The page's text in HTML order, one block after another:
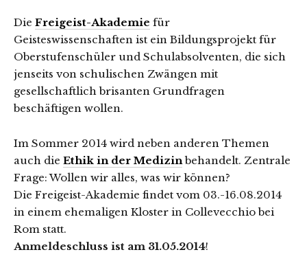
Die Freigeist-Akademie für
Geisteswissenschaften ist ein Bildungsprojekt für
Oberstufenschüler und Schulabsolventen, die sich
jenseits von schulischen Zwängen mit
gesellschaftlich brisanten Grundfragen
beschäftigen wollen.
Im Sommer 2014 wird neben anderen Themen
auch die Ethik in der Medizinbehandelt. Zentrale
Frage: Wollen wir alles, was wir können?
Die Freigeist-Akademie findet vom 03.-16.08.2014
in einem ehemaligen Kloster in Collevecchio bei
Rom statt.
Anmeldeschluss ist am 31.05.2014!